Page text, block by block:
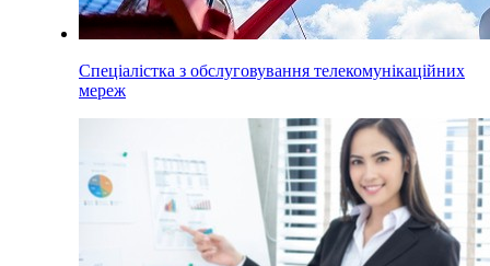
Спеціалістка з обслуговування телекомунікаційних
мереж